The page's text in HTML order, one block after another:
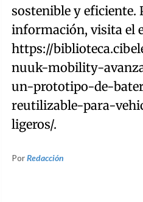
sostenible y eficiente.
información, visita el
https://
nuuk-mobility-
un-prototipo-de-
reutilizable-para-
ligeros/.
PorRedacción